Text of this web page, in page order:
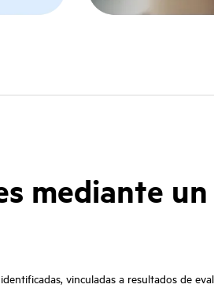
mediante
vinculadas a resultados de